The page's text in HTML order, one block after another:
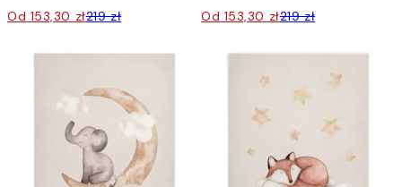
Od 153,30 zł219 zł Od 153,30 zł219 zł